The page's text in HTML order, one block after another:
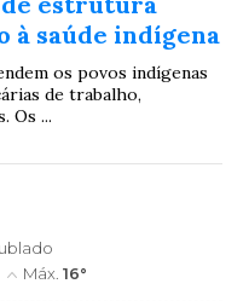
à saúde indígena
os povos indígenas
de trabalho,
Os ...
Máx.16°